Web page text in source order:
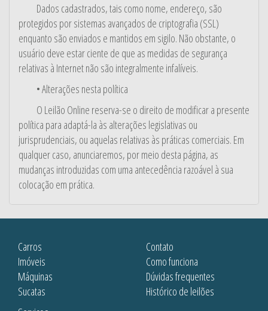
Dados cadastrados, tais como nome, endereço, são
protegidos por sistemas avançados de criptografia (SSL)
enquanto são enviados e mantidos em sigilo. Não obstante, o
usuário deve estar ciente de que as medidas de segurança
relativas à Internet não são integralmente infalíveis.
• Alterações nesta política
O Leilão Online reserva-se o direito de modificar a presente
política para adaptá-la às alterações legislativas ou
jurisprudenciais, ou aquelas relativas às práticas comerciais. Em
qualquer caso, anunciaremos, por meio desta página, as
mudanças introduzidas com uma antecedência razoável à sua
colocação em prática.
Carros
Imóveis
Máquinas
Sucatas
Contato
Como funciona
Dúvidas frequentes
Histórico de leilões